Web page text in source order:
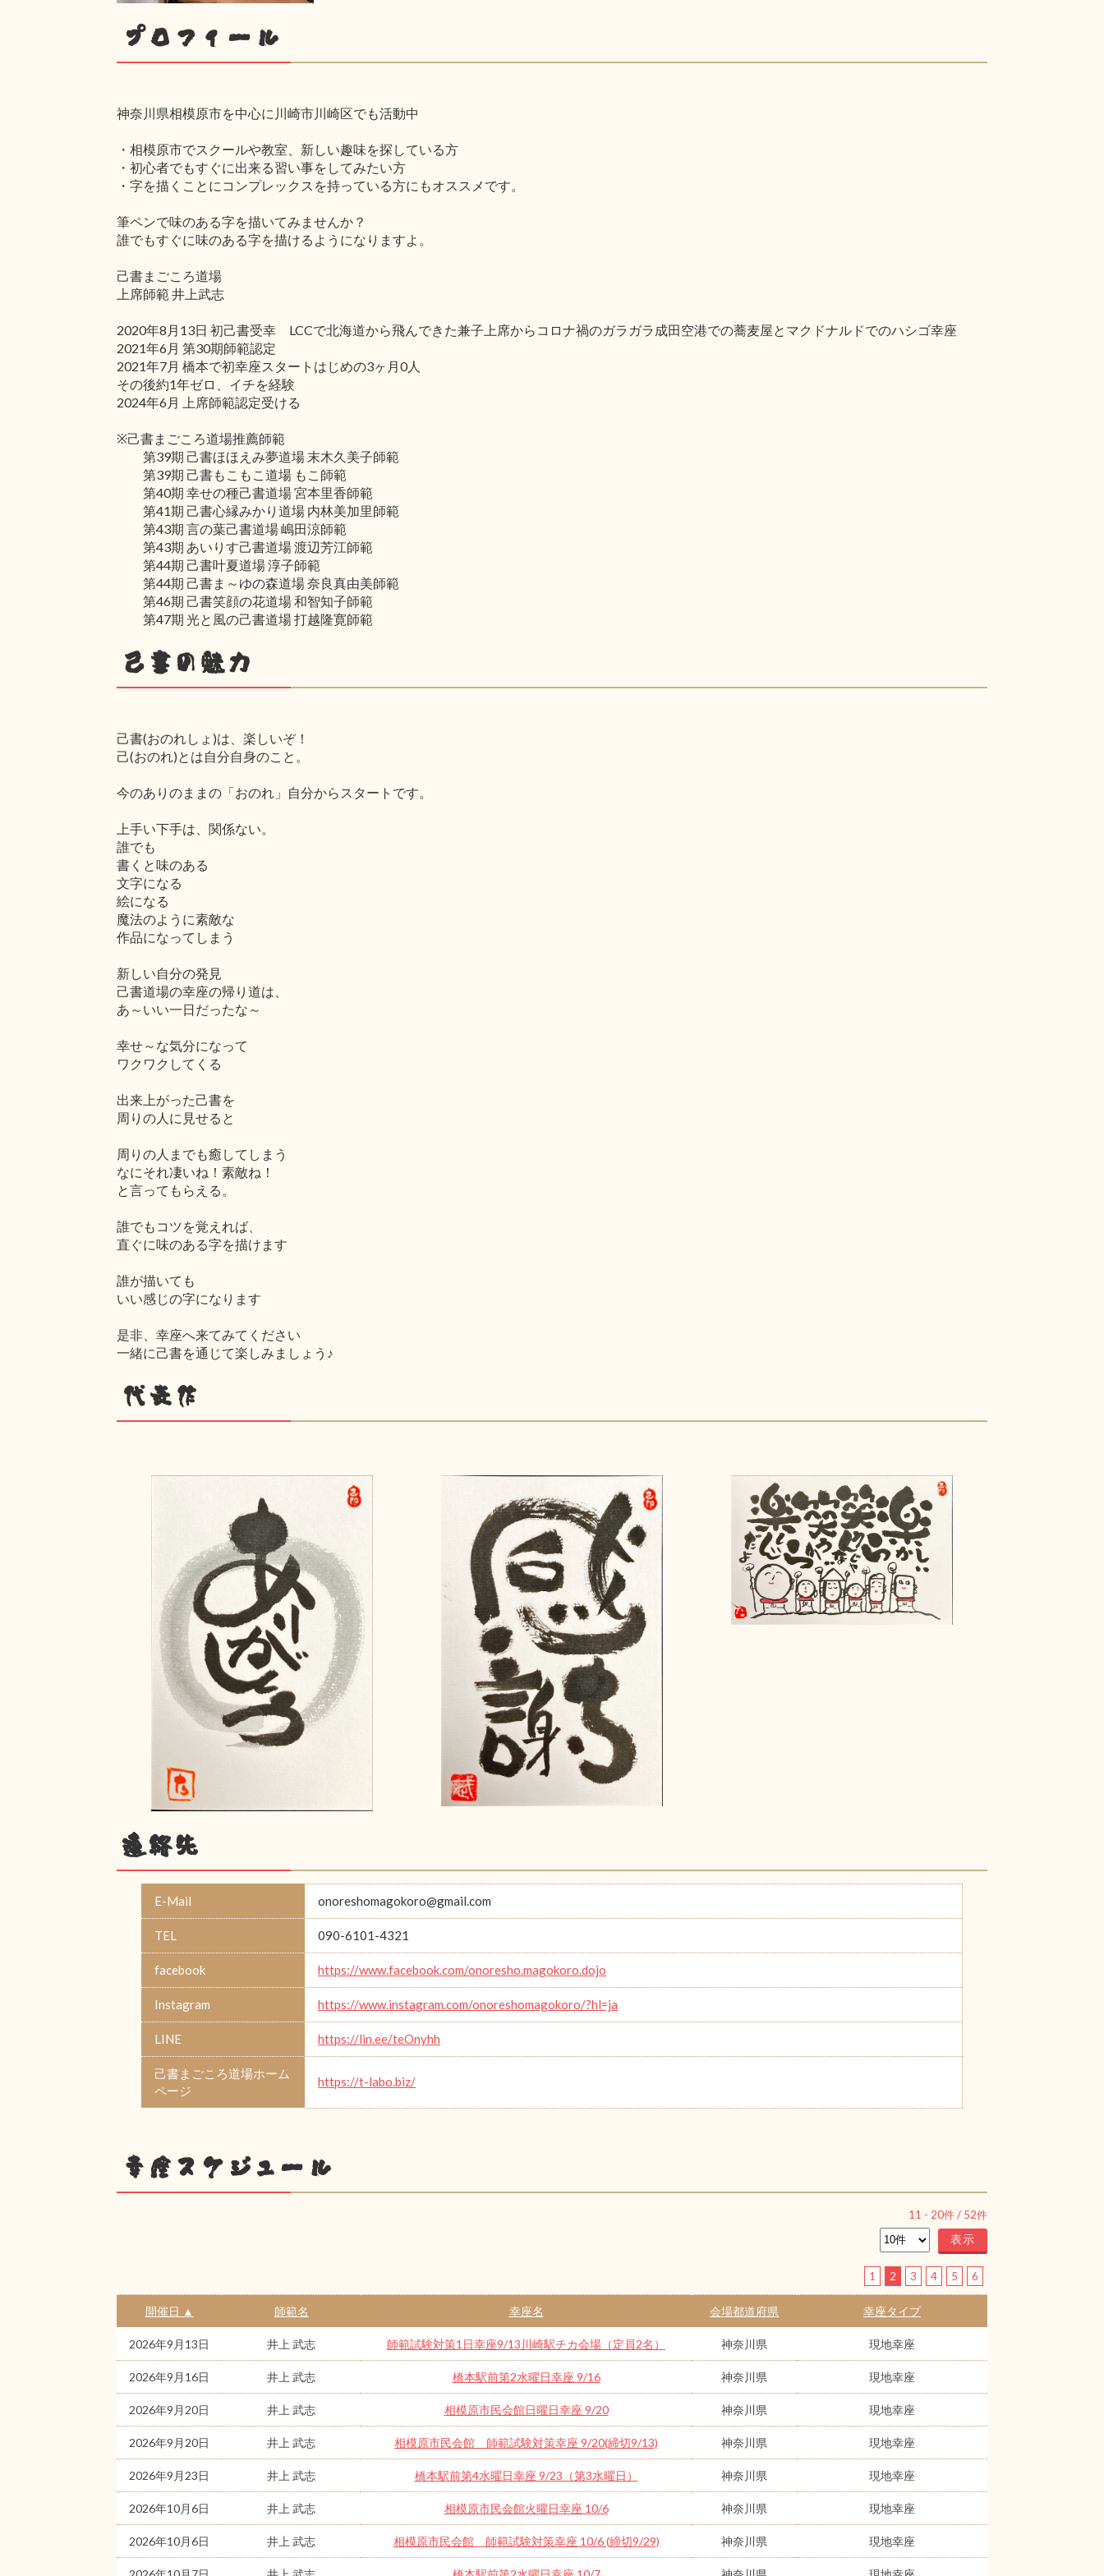
プロフィール
神奈川県相模原市を中心に川崎市川崎区でも活動中
・相模原市でスクールや教室、新しい趣味を探している方
・初心者でもすぐに出来る習い事をしてみたい方
・字を描くことにコンプレックスを持っている方にもオススメです。
筆ペンで味のある字を描いてみませんか？
誰でもすぐに味のある字を描けるようになりますよ。
己書まごころ道場
上席師範 井上武志
2020年8月13日 初己書受幸 LCCで北海道から飛んできた兼子上席からコロナ禍のガラガラ成田空港での蕎麦屋とマクドナルドでのハシゴ幸座
2021年6月 第30期師範認定
2021年7月 橋本で初幸座スタートはじめの3ヶ月0人
その後約1年ゼロ、イチを経験
2024年6月 上席師範認定受ける
※己書まごころ道場推薦師範
第39期 己書ほほえみ夢道場 末木久美子師範
第39期 己書もこもこ道場 もこ師範
第40期 幸せの種己書道場 宮本里香師範
第41期 己書心縁みかり道場 内林美加里師範
第43期 言の葉己書道場 嶋田涼師範
第43期 あいりす己書道場 渡辺芳江師範
第44期 己書叶夏道場 淳子師範
第44期 己書ま～ゆの森道場 奈良真由美師範
第46期 己書笑顔の花道場 和智知子師範
第47期 光と風の己書道場 打越隆寛師範
己書の魅力
己書(おのれしょ)は、楽しいぞ！
己(おのれ)とは自分自身のこと。
今のありのままの「おのれ」自分からスタートです。
上手い下手は、関係ない。
誰でも
書くと味のある
文字になる
絵になる
魔法のように素敵な
作品になってしまう
新しい自分の発見
己書道場の幸座の帰り道は、
あ～いい一日だったな～
幸せ～な気分になって
ワクワクしてくる
出来上がった己書を
周りの人に見せると
周りの人までも癒してしまう
なにそれ凄いね！素敵ね！
と言ってもらえる。
誰でもコツを覚えれば、
直ぐに味のある字を描けます
誰が描いても
いい感じの字になります
是非、幸座へ来てみてください
一緒に己書を通じて楽しみましょう♪
代表作
連絡先
E-Mail onoreshomagokoro@gmail.com
TEL 090-6101-4321
facebook https://www.facebook.com/onoresho.magokoro.dojo
Instagram https://www.instagram.com/onoreshomagokoro/?hl=ja
LINE https://lin.ee/teOnyhh
己書まごころ道場ホーム
ページ
https://t-labo.biz/
幸座スケジュール
11 - 20件 / 52件
1 2 3 4 5 6
開催日 ▲ 師範名 幸座名 会場都道府県 幸座タイプ
2026年9月13日 井上 武志 師範試験対策1日幸座9/13川崎駅チカ会場（定員2名） 神奈川県 現地幸座
2026年9月16日 井上 武志 橋本駅前第2水曜日幸座 9/16 神奈川県 現地幸座
2026年9月20日 井上 武志 相模原市民会館日曜日幸座 9/20 神奈川県 現地幸座
2026年9月20日 井上 武志 相模原市民会館 師範試験対策幸座 9/20(締切9/13) 神奈川県 現地幸座
2026年9月23日 井上 武志 橋本駅前第4水曜日幸座 9/23（第3水曜日） 神奈川県 現地幸座
2026年10月6日 井上 武志 相模原市民会館火曜日幸座 10/6 神奈川県 現地幸座
2026年10月6日 井上 武志 相模原市民会館 師範試験対策幸座 10/6 (締切9/29) 神奈川県 現地幸座